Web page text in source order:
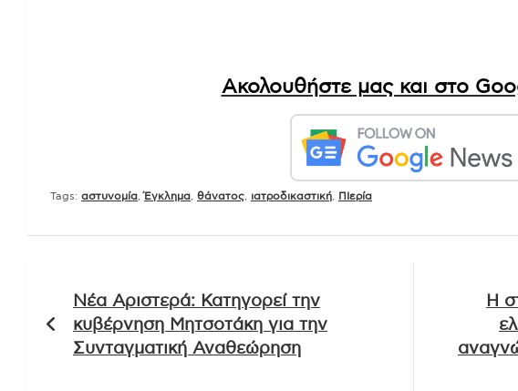
Ακολουθήστε μας και στο
Tags: αστυνομία ,Έγκλημα θάνατος ιατροδικαστική ΠΙερία
άρθρων
Νέα Αριστερά: Κατηγορεί την
κυβέρνηση Μητσοτάκη για την
Συνταγματική Αναθεώρηση
Η